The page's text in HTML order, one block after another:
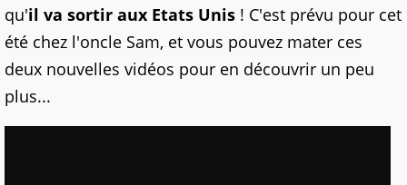
qu'il va sortir aux Etats Unis ! C'est prévu pour cet
été chez l'oncle Sam, et vous pouvez mater ces
deux nouvelles vidéos pour en découvrir un peu
plus...